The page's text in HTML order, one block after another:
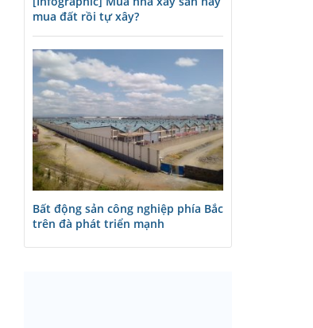
mua đất rồi tự xây?
Bất động sản công nghiệp phía Bắc
trên đà phát triển mạnh